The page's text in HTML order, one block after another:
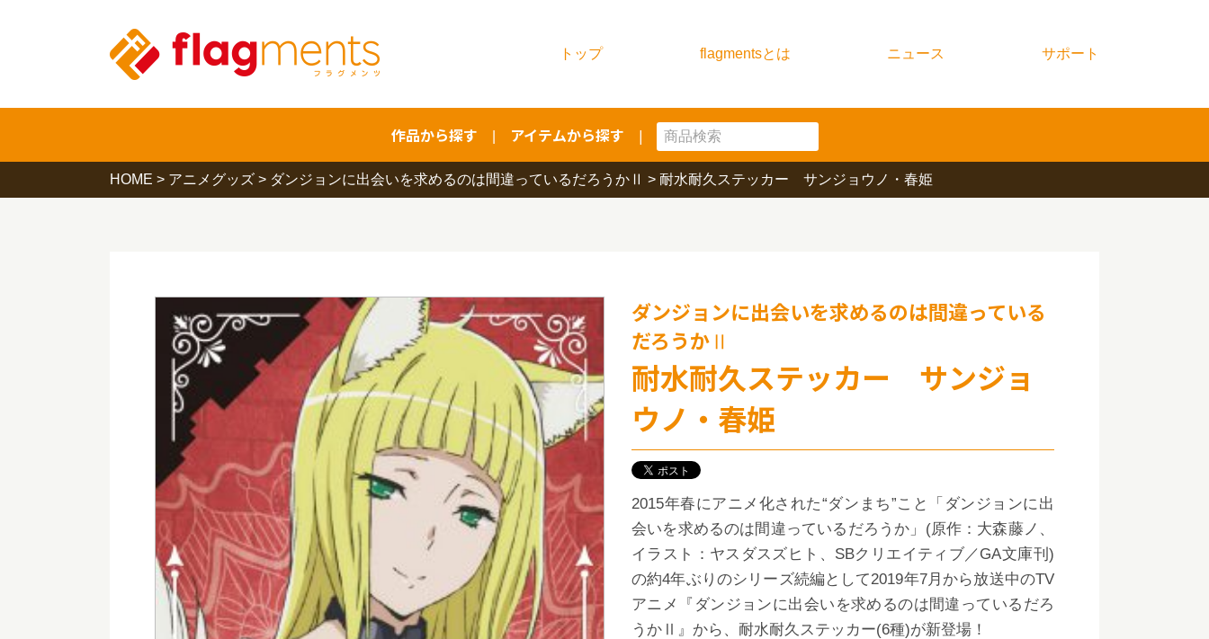
トップ flagmentsとは ニュース サポート
作品から探す アイテムから探す
HOME > アニメグッズ > ダンジョンに出会いを求めるのは間違っているだろうかⅡ > 耐水耐久ステッカー サンジョウノ・春姫
ダンジョンに出会いを求めるのは間違っている
だろうかⅡ
耐水耐久ステッカー サンジョ
ウノ・春姫
2015年春にアニメ化された“ダンまち”こと「ダンジョンに出
会いを求めるのは間違っているだろうか」(原作：大森藤ノ、
イラスト：ヤスダスズヒト、SBクリエイティブ／GA文庫刊)
の約4年ぶりのシリーズ続編として2019年7月から放送中のTV
アニメ『ダンジョンに出会いを求めるのは間違っているだろ
うかⅡ』から、耐水耐久ステッカー(6種)が新登場！